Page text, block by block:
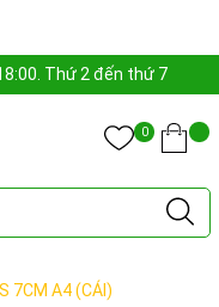
Thứ 2 đến thứ 7
0
7CM A4 (CÁI)